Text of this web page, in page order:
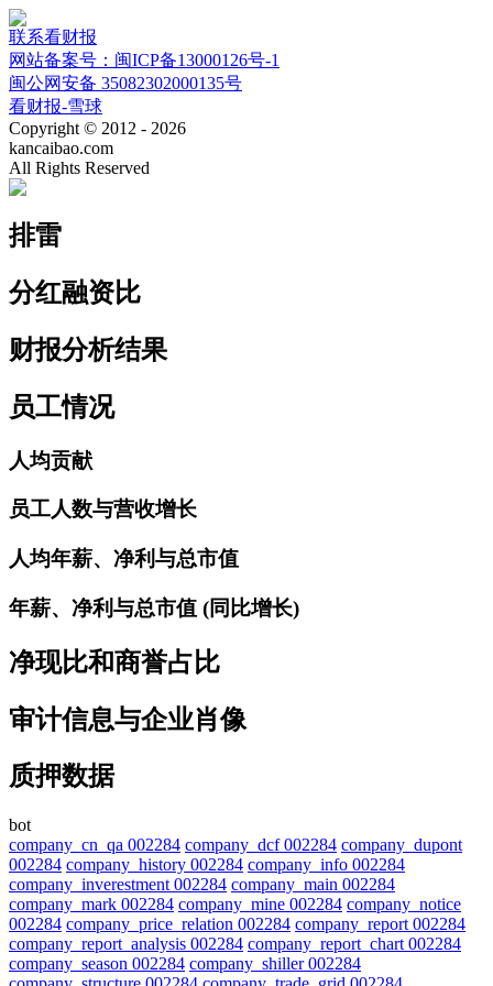
联系看财报
网站备案号：闽ICP备13000126号-1
闽公网安备 35082302000135号
看财报-雪球
Copyright © 2012 - 2026
kancaibao.com
All Rights Reserved
排雷
分红融资比
财报分析结果
员工情况
人均贡献
员工人数与营收增长
人均年薪、净利与总市值
年薪、净利与总市值 (同比增长)
净现比和商誉占比
审计信息与企业肖像
质押数据
bot
company_cn_qa 002284 company_dcf 002284 company_dupont
002284 company_history 002284 company_info 002284
company_inverestment 002284 company_main 002284
company_mark 002284 company_mine 002284 company_notice
002284 company_price_relation 002284 company_report 002284
company_report_analysis 002284 company_report_chart 002284
company_season 002284 company_shiller 002284